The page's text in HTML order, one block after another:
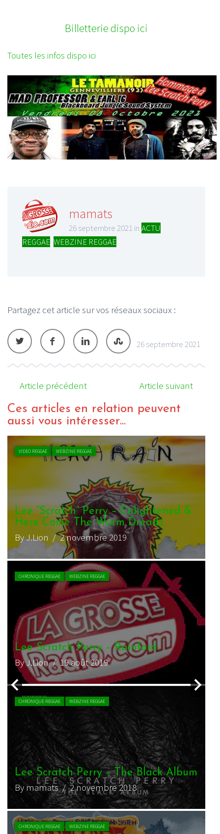
Billetterie dispo ici
Toutes les infos dispo ici
mamats
26 septembre 2021 in ACTU
REGGAE WEBZINE REGGAE
Partagez cet article sur vos réseaux sociaux :
26 septembre 2021
Article précédent Article suivant
Ces articles en relation peuvent
aussi vous intéresser...
VIDEO REGGAE WEBZINE REGGAE
Cookie The Herbalist & Lee Scratch
Perry – Eaze
By zopelartisto/ 11 août 2017
ACTU REGGAE WEBZINE REGGAE
Lee Scratch Perry – Must Be Free –
Nouvel album
By zopelartisto/ 24 septembre 2016
CHRONIQUE REGGAE WEBZINE REGGAE
Lee “Scratch” Perry and E.R.M. –
Humanicity
By Rens/ 13 décembre 2012